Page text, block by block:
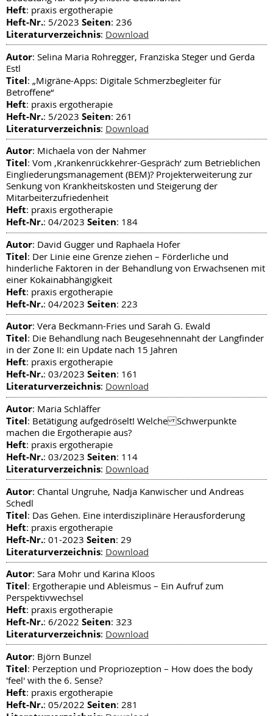
Heft: praxis ergotherapie
Heft-Nr.: 5/2023 Seiten: 236
Literaturverzeichnis: Download
Autor: Selina Maria Rohregger, Franziska Steger und Gerda
Estl
Titel: „Migräne-Apps: Digitale Schmerzbegleiter für
Betroffene“
Heft: praxis ergotherapie
Heft-Nr.: 5/2023 Seiten: 261
Literaturverzeichnis: Download
Autor: Michaela von der Nahmer
Titel: Vom ‚Krankenrückkehrer-Gespräch‘ zum Betrieblichen
Eingliederungsmanagement (BEM)? Projekterweiterung zur
Senkung von Krankheitskosten und Steigerung der
Mitarbeiterzufriedenheit
Heft: praxis ergotherapie
Heft-Nr.: 04/2023 Seiten: 184
Autor: David Gugger und Raphaela Hofer
Titel: Der Linie eine Grenze ziehen – Förderliche und
hinderliche Faktoren in der Behandlung von Erwachsenen mit
einer Kokainabhängigkeit
Heft: praxis ergotherapie
Heft-Nr.: 04/2023 Seiten: 223
Autor: Vera Beckmann-Fries und Sarah G. Ewald
Titel: Die Behandlung nach Beugesehnennaht der Langfinder
in der Zone II: ein Update nach 15 Jahren
Heft: praxis ergotherapie
Heft-Nr.: 03/2023 Seiten: 161
Literaturverzeichnis: Download
Autor: Maria Schläffer
Titel: Betätigung aufgedröselt! Welche Schwerpunkte
machen die Ergotherapie aus?
Heft: praxis ergotherapie
Heft-Nr.: 03/2023 Seiten: 114
Literaturverzeichnis: Download
Autor: Chantal Ungruhe, Nadja Kanwischer und Andreas
Schedl
Titel: Das Gehen. Eine interdisziplinäre Herausforderung
Heft: praxis ergotherapie
Heft-Nr.: 01-2023 Seiten: 29
Literaturverzeichnis: Download
Autor: Sara Mohr und Karina Kloos
Titel: Ergotherapie und Ableismus – Ein Aufruf zum
Perspektivwechsel
Heft: praxis ergotherapie
Heft-Nr.: 6/2022 Seiten: 323
Literaturverzeichnis: Download
Autor: Björn Bunzel
Titel: Perzeption und Propriozeption – How does the body
'feel' with the 6. Sense?
Heft: praxis ergotherapie
Heft-Nr.: 05/2022 Seiten: 281